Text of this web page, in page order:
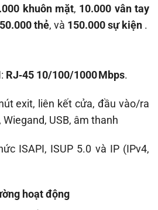
khuôn mặt, 10.000 vân tay
50.000 thẻ, và 150.000 sự kiện.
RJ‑45 10/100/1000 Mbps.
exit, liên kết cửa, đầu vào/ra
Wiegand, USB, âm thanh
ISAPI, ISUP 5.0 và IP (IPv4,
hoạt động